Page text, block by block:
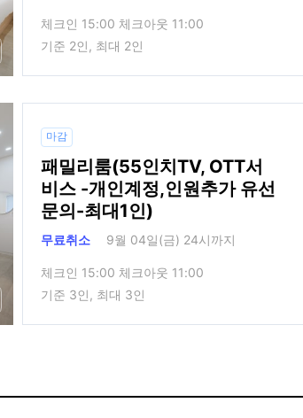
체크인 15:00 체크아웃 11:00
기준 2인, 최대 2인
마감
패밀리룸(55인치TV, OTT서
비스 -개인계정,인원추가 유선
문의-최대1인)
무료취소 9월 04일(금) 24시까지
체크인 15:00 체크아웃 11:00
기준 3인, 최대 3인